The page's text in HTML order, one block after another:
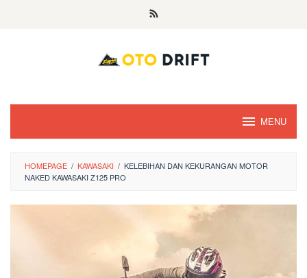
MENU
HOMEPAGE / KAWASAKI / KELEBIHAN DAN KEKURANGAN MOTOR
NAKED KAWASAKI Z125 PRO